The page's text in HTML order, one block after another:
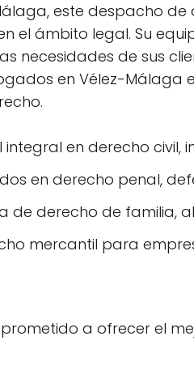
este despacho
el ámbito legal. Su
necesidades de sus
en Vélez-
en derecho
en derecho penal,
de derecho de familia,
mercantil para
a ofrecer el